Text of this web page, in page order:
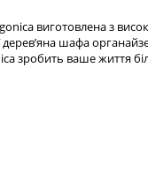
виготовлена з
дерев’яна шафа
зробить ваше життя